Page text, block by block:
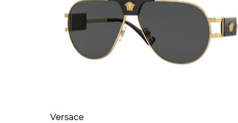
Versace